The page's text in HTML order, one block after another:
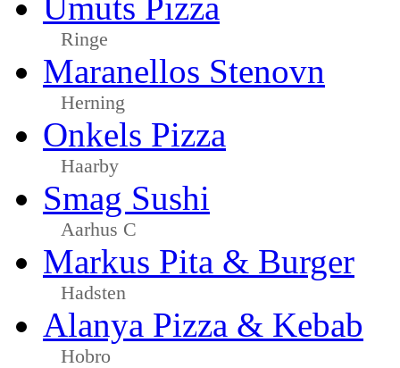
Ringe
Maranellos Stenovn
Herning
Onkels Pizza
Haarby
Smag Sushi
Aarhus C
Markus Pita & Burger
Hadsten
Alanya Pizza & Kebab
Hobro